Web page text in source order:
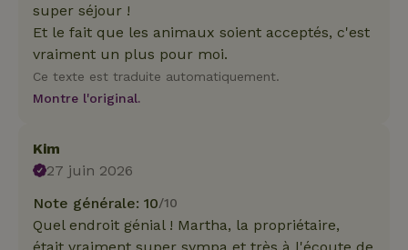
super séjour !
Et le fait que les animaux soient acceptés, c'est
vraiment un plus pour moi.
Ce texte est traduite automatiquement.
Montre l'original.
Kim
27 juin 2026
Note générale: 10/10
Quel endroit génial ! Martha, la propriétaire,